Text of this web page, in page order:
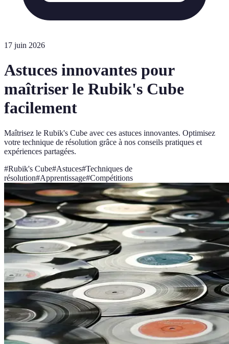
17 juin 2026
Astuces innovantes pour
maîtriser le Rubik's Cube
facilement
Maîtrisez le Rubik's Cube avec ces astuces innovantes. Optimisez
votre technique de résolution grâce à nos conseils pratiques et
expériences partagées.
#Rubik's Cube#Astuces#Techniques de
résolution#Apprentissage#Compétitions